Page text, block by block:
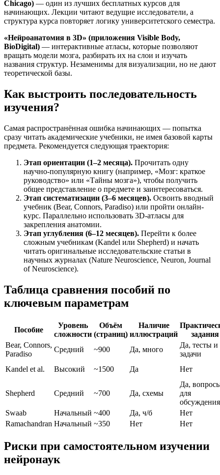
Chicago) — один из лучших бесплатных курсов для
начинающих. Лекции читают ведущие исследователи, а
структура курса повторяет логику университетского семестра.
«Нейроанатомия в 3D» (приложения Visible Body,
BioDigital) — интерактивные атласы, которые позволяют
вращать модели мозга, разбирать их на слои и изучать
названия структур. Незаменимы для визуализации, но не дают
теоретической базы.
Как выстроить последовательность
изучения?
Самая распространённая ошибка начинающих — попытка
сразу читать академические учебники, не имея базовой карты
предмета. Рекомендуется следующая траектория:
Этап ориентации (1–2 месяца). Прочитать одну
научно-популярную книгу (например, «Мозг: краткое
руководство» или «Тайны мозга»), чтобы получить
общее представление о предмете и заинтересоваться.
Этап систематизации (3–6 месяцев). Освоить вводный
учебник (Bear, Connors, Paradiso) или пройти онлайн-
курс. Параллельно использовать 3D-атласы для
закрепления анатомии.
Этап углубления (6–12 месяцев). Перейти к более
сложным учебникам (Kandel или Shepherd) и начать
читать оригинальные исследовательские статьи в
научных журналах (Nature Neuroscience, Neuron, Journal
of Neuroscience).
Таблица сравнения пособий по
ключевым параметрам
Пособие
Уровень
сложности
Объём
(страниц)
Наличие
иллюстраций
задания
Bear, Connors,
Paradiso
Средний ~900 Да, много
Да, тесты и
задачи
Kandel et al.
Высокий ~1500 Да Нет
Shepherd Средний ~700 Да, схемы
Да,
для
обсуждения
Swaab
Начальный ~400 Да, ч/б
Нет
Ramachandran Начальный ~350 Нет Нет
Риски при самостоятельном изучении
нейронаук